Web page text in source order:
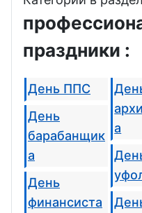
праздники :
День ППС
День
барабанщик
а
День
финансиста
а